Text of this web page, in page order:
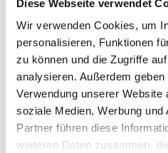
Diese Webseite verwendet
Wir verwenden Cookies, um
personalisieren, Funktionen
zu können und die Zugriffe
analysieren. Außerdem
Verwendung unserer Website
soziale Medien, Werbung
Partner führen diese
weiteren Daten zusammen,
Material:100% Polypropylen
Maschinengewebt,
Geeignet für
Strapazierfähig, robust,
Pflegeleicht, antistatisch
Gewicht: +/- 3000 gr/m²
Knötchen pro m²:ca. 2.880.000
Die Abbildung zeigt die
Details:Da der Teppich